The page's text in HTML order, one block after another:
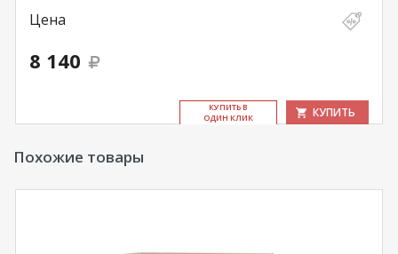
Цена
8 140
КУ­ПИТЬ В
ОДИН КЛИК
КУПИТЬ
Похожие товары